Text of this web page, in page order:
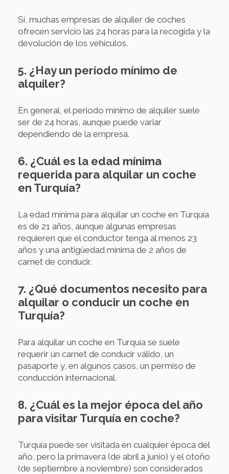
Sí, muchas empresas de alquiler de coches
ofrecen servicio las 24 horas para la recogida y la
devolución de los vehículos.
5. ¿Hay un período mínimo de
alquiler?
En general, el periodo mínimo de alquiler suele
ser de 24 horas, aunque puede variar
dependiendo de la empresa.
6. ¿Cuál es la edad mínima
requerida para alquilar un coche
en Turquía?
La edad mínima para alquilar un coche en Turquía
es de 21 años, aunque algunas empresas
requieren que el conductor tenga al menos 23
años y una antigüedad mínima de 2 años de
carnet de conducir.
7. ¿Qué documentos necesito para
alquilar o conducir un coche en
Turquía?
Para alquilar un coche en Turquía se suele
requerir un carnet de conducir válido, un
pasaporte y, en algunos casos, un permiso de
conducción internacional.
8. ¿Cuál es la mejor época del año
para visitar Turquía en coche?
Turquía puede ser visitada en cualquier época del
año, pero la primavera (de abril a junio) y el otoño
(de septiembre a noviembre) son considerados